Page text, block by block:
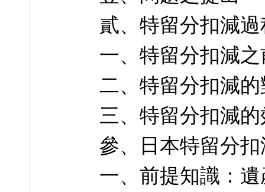
貳、特留分扣減過
一、特留分扣減
二、特留分扣減
三、特留分扣減
參、日本特留分
一、前提知識：